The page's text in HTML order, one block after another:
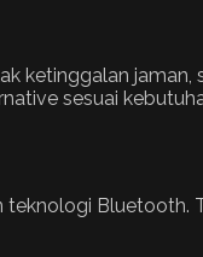
ketinggalan jaman,
sesuai
Bluetooth.